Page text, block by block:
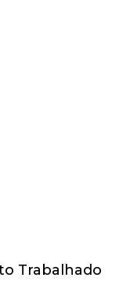
Trabalhado